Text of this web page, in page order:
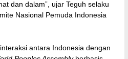
dan dalam”, ujar Teguh selaku
Nasional Pemuda Indonesia
antara Indonesia dengan